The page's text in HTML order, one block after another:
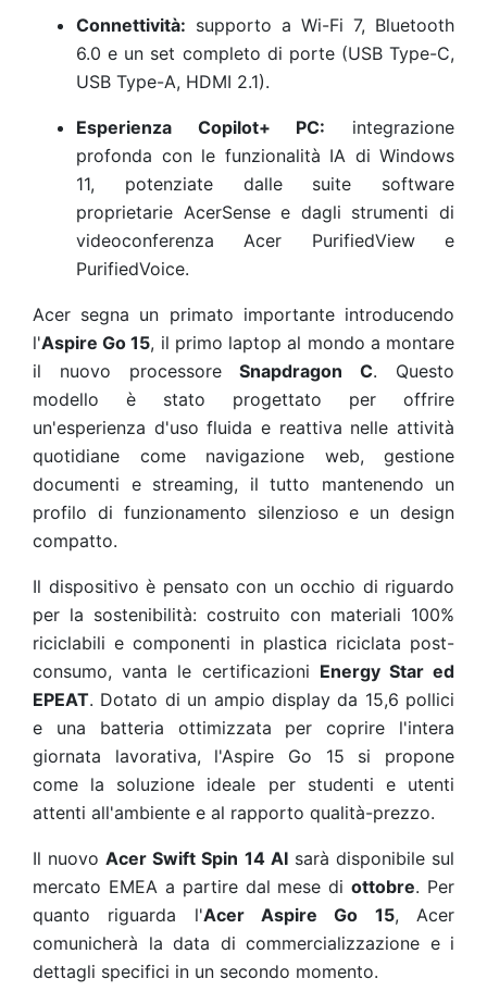
Connettività: supporto a Wi-Fi 7, Bluetooth
6.0 e un set completo di porte (USB Type-C,
USB Type-A, HDMI 2.1).
Esperienza Copilot+ PC: integrazione
profonda con le funzionalità IA di Windows
11, potenziate dalle suite software
proprietarie AcerSense e dagli strumenti di
videoconferenza Acer PurifiedView e
PurifiedVoice.
Acer segna un primato importante introducendo
l'Aspire Go 15, il primo laptop al mondo a montare
il nuovo processoreSnapdragon C. Questo
modello è stato progettato per offrire
un'esperienza d'uso fluida e reattiva nelle attività
quotidiane come navigazione web, gestione
documenti e streaming, il tutto mantenendo un
profilo di funzionamento silenzioso e un design
compatto.
Il dispositivo è pensato con un occhio di riguardo
per la sostenibilità: costruito con materiali 100%
riciclabili e componenti in plastica riciclata post-
consumo, vanta le certificazioni Energy Star ed
EPEAT. Dotato di un ampio display da 15,6 pollici
e una batteria ottimizzata per coprire l'intera
giornata lavorativa, l'Aspire Go 15 si propone
come la soluzione ideale per studenti e utenti
attenti all'ambiente e al rapporto qualità-prezzo.
Il nuovoAcer Swift Spin 14 AIsarà disponibile sul
mercato EMEA a partire dal mese diottobre. Per
quanto riguarda l'Acer Aspire Go 15, Acer
comunicherà la data di commercializzazione e i
dettagli specifici in un secondo momento.